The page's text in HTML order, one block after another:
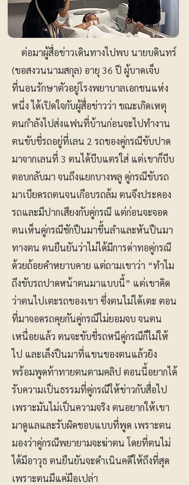
ต่อมาผู้สื่อข่าวเดินทางไปพบ นายบดินทร์
(ขอสงวนนามสกุล) อายุ 36 ปี ผู้บาดเจ็บ
ที่นอนรักษาตัวอยู่โรงพยาบาลเอกชนแห่ง
หนึ่ง ได้เปิดใจกับผู้สื่อข่าวว่า ขณะเกิดเหตุ
ตนกำลังไปส่งแฟนที่บ้านก่อนจะไปทำงาน
ตนขับขี่รถอยู่ที่เลน 2 รถของคู่กรณีขับปาด
มาจากเลนที่ 3 ตนได้บีบแตรใส่ แต่เขาก็บีบ
ตอบกลับมา จนถึงแยกบางพลู คู่กรณีขับรถ
มาเบียดรถตนจนเกือบรถล้ม ตนจึงประคอง
รถและมีปากเสียงกับคู่กรณี แต่ก่อนจะจอด
ตนเห็นคู่กรณีชักปืนมาขึ้นลำและหันปืนมา
ทางตน ตนยืนยันว่าไม่ได้มีการด่าทอคู่กรณี
ด้วยถ้อยคำหยาบคาย แต่ถามเขาว่า “ทำไม
ถึงขับรถปาดหน้าตนมาแบบนี้” แต่เขาคิด
ว่าตนไปเตะรถของเขา ซึ่งตนไม่ได้เตะ ตอน
ที่มาจอดรถคุยกันคู่กรณีไม่ยอมจบ จนตน
เหนื่อยแล้ว ตนจะขับขี่รถหนีคู่กรณีก็ไม่ให้
ไป และเล็งปืนมาที่แขนของตนแล้วยิง
พร้อมพูดท้าทายตนตามคลิป ตอนนี้อยากได้
รับความเป็นธรรมที่คู่กรณีให้ข่าวกับสื่อไป
เพราะมันไม่เป็นความจริง ตนอยากให้เขา
มาดูแลและรับผิดชอบแบบที่พูด เพราะตน
มองว่าคู่กรณีพยายามจะฆ่าตน โดยที่ตนไม่
ได้มีอาวุธ ตนยืนยันจะดำเนินคดีให้ถึงที่สุด
เพราะตนมีแค่มือเปล่า